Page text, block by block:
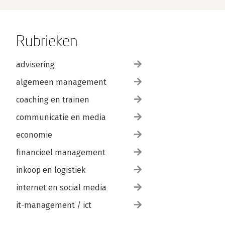
Rubrieken
advisering
algemeen management
coaching en trainen
communicatie en media
economie
financieel management
inkoop en logistiek
internet en social media
it-management / ict